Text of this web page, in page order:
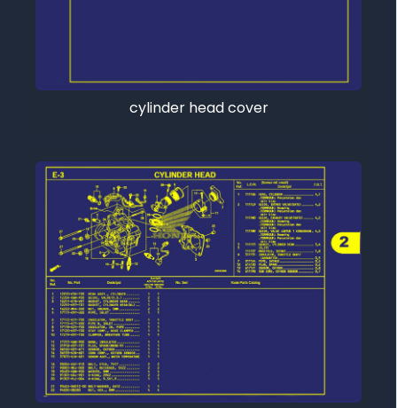
cylinder head cover
Tutup